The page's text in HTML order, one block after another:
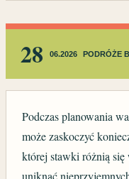
28 06.2026 PODRÓŻE
Podczas planowania
może zaskoczyć
której stawki różnią
uniknąć